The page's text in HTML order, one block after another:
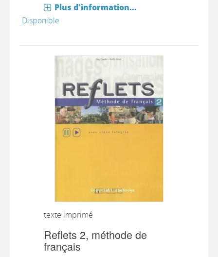
Plus d'information...
Disponible
texte imprimé
Reflets 2, méthode de
français